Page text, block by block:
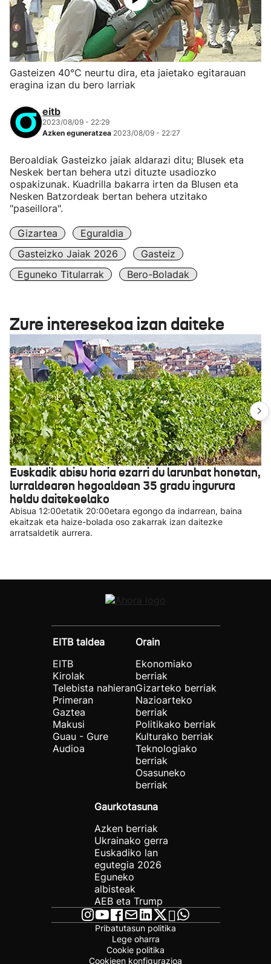
Gasteizen 40°C neurtu dira, eta jaietako egitarauan
eragina izan du bero larriak
eitb
2023/08/09 - 22:29
Azken eguneratzea 2023/08/09 - 22:27
Beroaldiak Gasteizko jaiak aldarazi ditu; Blusek eta
Neskek bertan behera utzi dituzte usadiozko
ospakizunak. Kuadrilla bakarra irten da Blusen eta
Nesken Batzordeak bertan behera utzitako
"paseillora".
Gizartea
Eguraldia
Gasteizko Jaiak 2026
Gasteiz
Eguneko Titularrak
Bero-Boladak
Zure interesekoa izan daiteke
Euskadik abisu horia ezarri du larunbat honetan,
lurraldearen hegoaldean 35 gradu ingurura
heldu daitekeelako
Abisua 12:00etatik 20:00etara egongo da indarrean, baina
ekaitzak eta haize-bolada oso zakarrak izan daitezke
arratsaldetik aurrera.
EITB taldea
EITB
Kirolak
Telebista nahieran
Primeran
Gaztea
Makusi
Guau - Gure
Audioa
Orain
Ekonomiako
berriak
Gizarteko berriak
Nazioarteko
berriak
Politikako berriak
Kulturako berriak
Teknologiako
berriak
Osasuneko
berriak
Gaurkotasuna
Azken berriak
Ukrainako gerra
Euskadiko lan
egutegia 2026
Eguneko
albisteak
AEB eta Trump
Pribatutasun politika
Lege oharra
Cookie politika
Cookieen konfigurazioa